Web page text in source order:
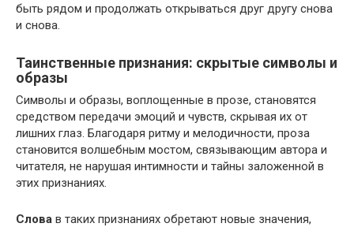
быть рядом и продолжать открываться друг другу снова
и снова.
Таинственные признания: скрытые символы и
образы
Символы и образы, воплощенные в прозе, становятся
средством передачи эмоций и чувств, скрывая их от
лишних глаз. Благодаря ритму и мелодичности, проза
становится волшебным мостом, связывающим автора и
читателя, не нарушая интимности и тайны заложенной в
этих признаниях.
Слова в таких признаниях обретают новые значения,